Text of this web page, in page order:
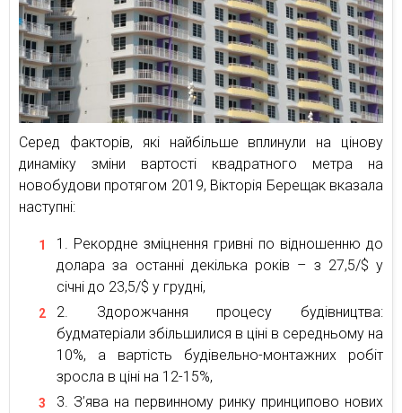
Серед факторів, які найбільше вплинули на цінову
динаміку зміни вартості квадратного метра на
новобудови протягом 2019, Вікторія Берещак вказала
наступні:
Рекордне зміцнення гривні по відношенню до
долара за останні декілька років – з 27,5/$ у
січні до 23,5/$ у грудні,
Здорожчання процесу будівництва:
будматеріали збільшилися в ціні в середньому на
10%, а вартість будівельно-монтажних робіт
зросла в ціні на 12-15%,
З’ява на первинному ринку принципово нових